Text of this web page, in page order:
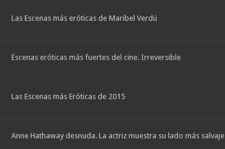
Las Escenas más eróticas de Maribel Verdú
Escenas eróticas más fuertes del cine. Irreversible
Las Escenas más Eróticas de 2015
Anne Hathaway desnuda. La actriz muestra su lado más salvaje